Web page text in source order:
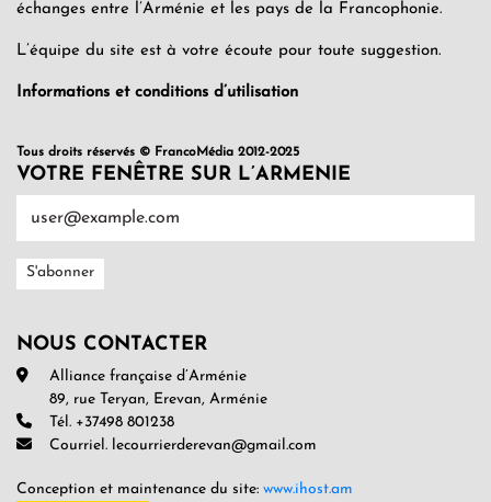
échanges entre l’Arménie et les pays de la Francophonie.
L’équipe du site est à votre écoute pour toute suggestion.
Informations et conditions d’utilisation
Tous droits réservés © FrancoMédia 2012-2025
VOTRE FENÊTRE SUR L’ARMENIE
NOUS CONTACTER
Alliance française d’Arménie
89, rue Teryan, Erevan, Arménie
Tél. +37498 801238
Courriel. lecourrierderevan@gmail.com
Conception et maintenance du site: www.ihost.am